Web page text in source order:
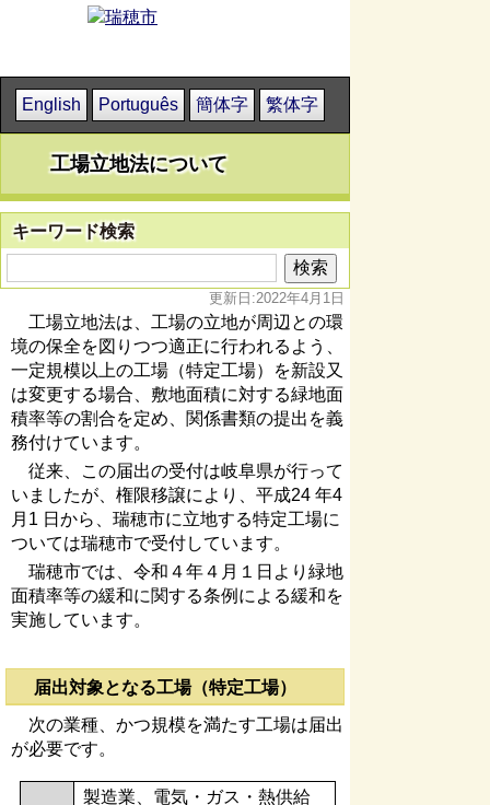
English Português 簡体字 繁体字
工場立地法について
キーワード検索
更新日:2022年4月1日
工場立地法は、工場の立地が周辺との環
境の保全を図りつつ適正に行われるよう、
一定規模以上の工場（特定工場）を新設又
は変更する場合、敷地面積に対する緑地面
積率等の割合を定め、関係書類の提出を義
務付けています。
従来、この届出の受付は岐阜県が行って
いましたが、権限移譲により、平成24 年4
月1 日から、瑞穂市に立地する特定工場に
ついては瑞穂市で受付しています。
瑞穂市では、令和４年４月１日より緑地
面積率等の緩和に関する条例による緩和を
実施しています。
届出対象となる工場（特定工場）
次の業種、かつ規模を満たす工場は届出
が必要です。
製造業、電気・ガス・熱供給